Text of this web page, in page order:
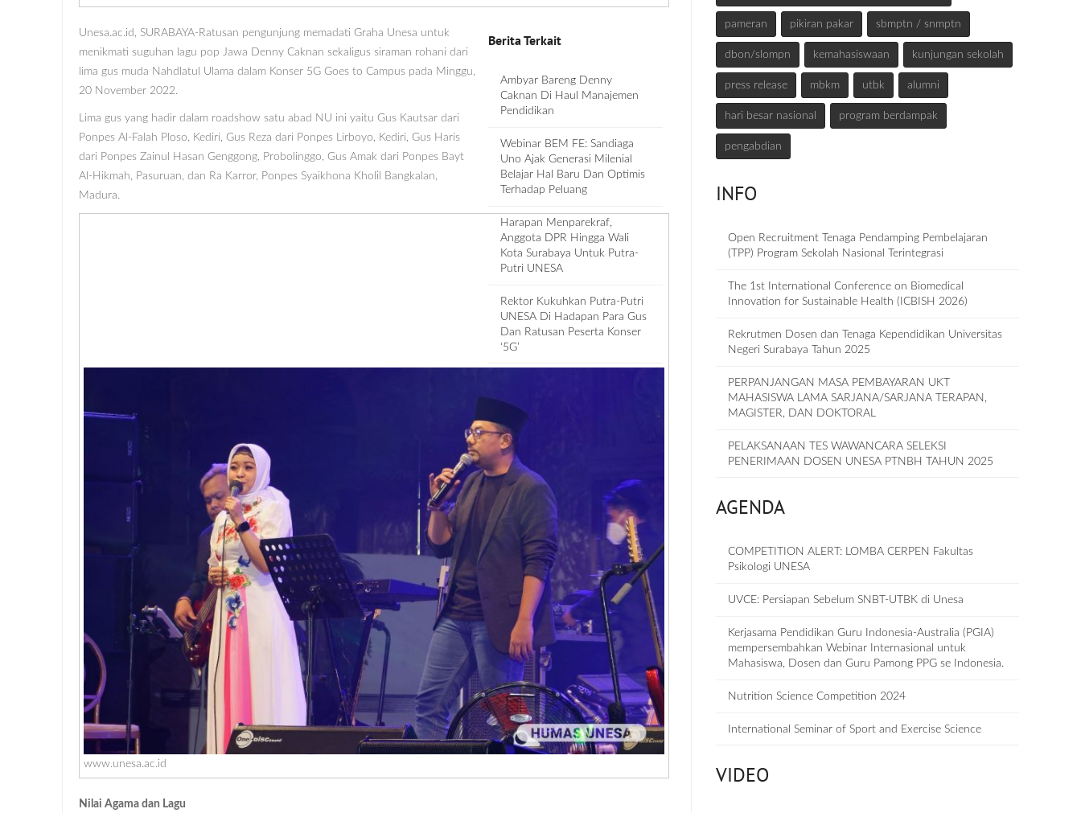
Berita Terkait
Ambyar Bareng Denny
Caknan Di Haul Manajemen
Pendidikan
Webinar BEM FE: Sandiaga
Uno Ajak Generasi Milenial
Belajar Hal Baru Dan Optimis
Terhadap Peluang
Harapan Menparekraf,
Anggota DPR Hingga Wali
Kota Surabaya Untuk Putra-
Putri UNESA
Rektor Kukuhkan Putra-Putri
UNESA Di Hadapan Para Gus
Dan Ratusan Peserta Konser
‘5G’
Unesa.ac.id, SURABAYA-Ratusan pengunjung memadati Graha Unesa untuk
menikmati suguhan lagu pop Jawa Denny Caknan sekaligus siraman rohani dari
lima gus muda Nahdlatul Ulama dalam Konser 5G Goes to Campus pada Minggu,
20 November 2022.
Lima gus yang hadir dalam roadshow satu abad NU ini yaitu Gus Kautsar dari
Ponpes Al-Falah Ploso, Kediri, Gus Reza dari Ponpes Lirboyo, Kediri, Gus Haris
dari Ponpes Zainul Hasan Genggong, Probolinggo, Gus Amak dari Ponpes Bayt
Al-Hikmah, Pasuruan, dan Ra Karror, Ponpes Syaikhona Kholil Bangkalan,
Madura.
www.unesa.ac.id
Nilai Agama dan Lagu
pameran pikiran pakar sbmptn / snmptn
dbon/slompn kemahasiswaan kunjungan sekolah
press release mbkm utbk alumni
hari besar nasional program berdampak
pengabdian
INFO
Open Recruitment Tenaga Pendamping Pembelajaran
(TPP) Program Sekolah Nasional Terintegrasi
The 1st International Conference on Biomedical
Innovation for Sustainable Health (ICBISH 2026)
Rekrutmen Dosen dan Tenaga Kependidikan Universitas
Negeri Surabaya Tahun 2025
PERPANJANGAN MASA PEMBAYARAN UKT
MAHASISWA LAMA SARJANA/SARJANA TERAPAN,
MAGISTER, DAN DOKTORAL
PELAKSANAAN TES WAWANCARA SELEKSI
PENERIMAAN DOSEN UNESA PTNBH TAHUN 2025
AGENDA
COMPETITION ALERT: LOMBA CERPEN Fakultas
Psikologi UNESA
UVCE: Persiapan Sebelum SNBT-UTBK di Unesa
Kerjasama Pendidikan Guru Indonesia-Australia (PGIA)
mempersembahkan Webinar Internasional untuk
Mahasiswa, Dosen dan Guru Pamong PPG se Indonesia.
Nutrition Science Competition 2024
International Seminar of Sport and Exercise Science
VIDEO